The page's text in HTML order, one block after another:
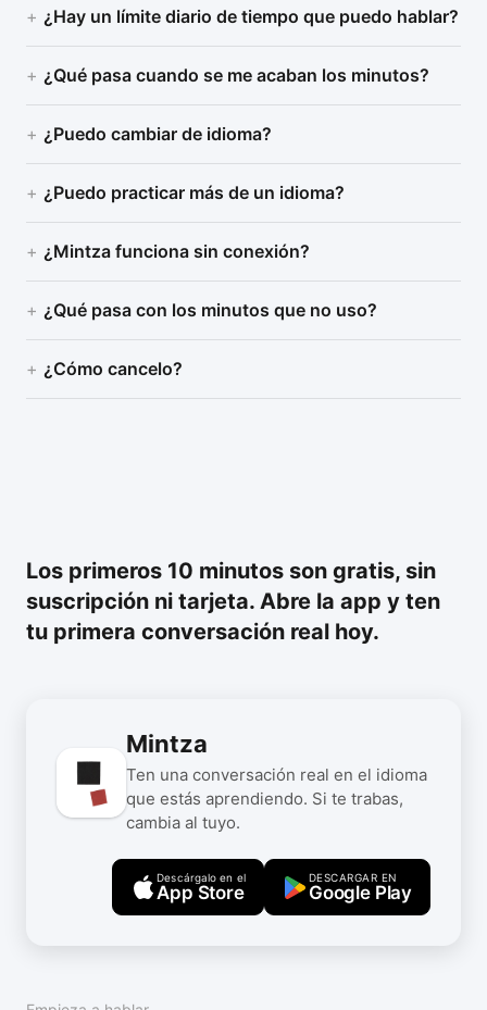
¿Hay un límite diario de tiempo que puedo hablar?
¿Qué pasa cuando se me acaban los minutos?
¿Puedo cambiar de idioma?
¿Puedo practicar más de un idioma?
¿Mintza funciona sin conexión?
¿Qué pasa con los minutos que no uso?
¿Cómo cancelo?
Los primeros 10 minutos son gratis, sin
suscripción ni tarjeta. Abre la app y ten
tu primera conversación real hoy.
Mintza
Ten una conversación real en el idioma
que estás aprendiendo. Si te trabas,
cambia al tuyo.
Descárgalo en el
App Store
DESCARGAR EN
Google Play